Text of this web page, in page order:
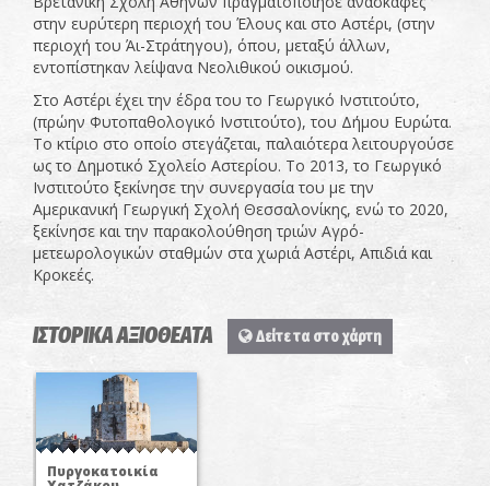
στην ευρύτερη περιοχή του Έλους και στο Αστέρι, (στην
περιοχή του Άι-Στράτηγου), όπου, μεταξύ άλλων,
εντοπίστηκαν λείψανα Νεολιθικού οικισμού.
Στο Αστέρι έχει την έδρα του το Γεωργικό Ινστιτούτο,
(πρώην Φυτοπαθολογικό Ινστιτούτο), του Δήμου Ευρώτα.
Το κτίριο στο οποίο στεγάζεται, παλαιότερα λειτουργούσε
ως το Δημοτικό Σχολείο Αστερίου. Το 2013, το Γεωργικό
Ινστιτούτο ξεκίνησε την συνεργασία του με την
Αμερικανική Γεωργική Σχολή Θεσσαλονίκης, ενώ το 2020,
ξεκίνησε και την παρακολούθηση τριών Αγρό-
μετεωρολογικών σταθμών στα χωριά Αστέρι, Απιδιά και
Κροκεές.
ΙΣΤΟΡΙΚΑ ΑΞΙΟΘΕΑΤΑ Δείτε τα στο χάρτη
Πυργοκατοικία